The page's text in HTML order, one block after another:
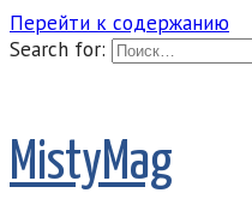
Перейти к содержанию
Search for:
MistyMag